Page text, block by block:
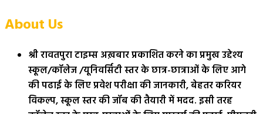
About Us
श्री रावतपुरा टाइम्स अख़बार प्रकाशित करने का प्रमुख उद्देश्य
स्कूल/कॉलेज /यूनिवर्सिटी स्तर के छात्र-छात्राओं के लिए आगे
की पढाई के लिए प्रवेश परीक्षा की जानकारी, बेहतर करियर
विकल्प, स्कूल स्तर की जॉब की तैयारी में मदद. इसी तरह